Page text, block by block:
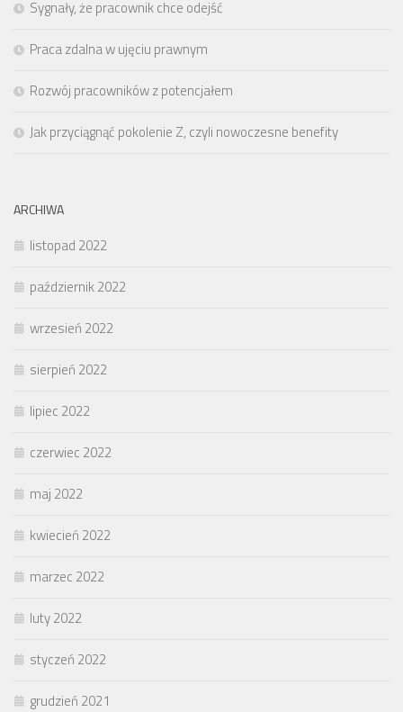
Sygnały, że pracownik chce odejść
Praca zdalna w ujęciu prawnym
Rozwój pracowników z potencjałem
Jak przyciągnąć pokolenie Z, czyli nowoczesne benefity
ARCHIWA
listopad 2022
październik 2022
wrzesień 2022
sierpień 2022
lipiec 2022
czerwiec 2022
maj 2022
kwiecień 2022
marzec 2022
luty 2022
styczeń 2022
grudzień 2021